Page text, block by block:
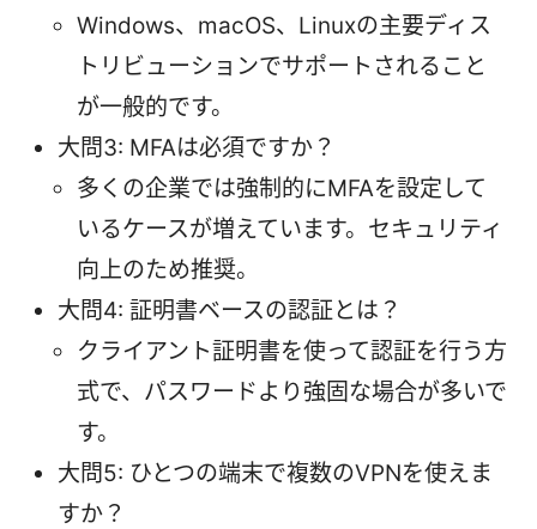
Windows、macOS、Linuxの主要ディス
トリビューションでサポートされること
が一般的です。
大問3: MFAは必須ですか？
多くの企業では強制的にMFAを設定して
いるケースが増えています。セキュリティ
向上のため推奨。
大問4: 証明書ベースの認証とは？
クライアント証明書を使って認証を行う方
式で、パスワードより強固な場合が多いで
す。
大問5: ひとつの端末で複数のVPNを使えま
すか？